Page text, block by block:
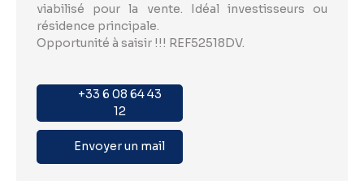
viabilisé pour la vente. Idéal investisseurs ou
résidence principale.
Opportunité à saisir !!! REF52518DV.
+33 6 08 64 43
12
Envoyer un mail